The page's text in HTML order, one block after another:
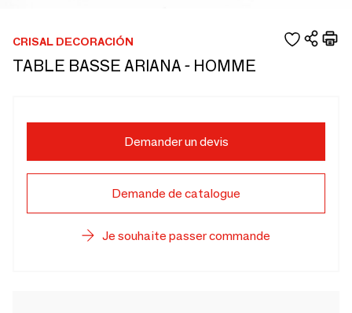
CRISAL DECORACIÓN
TABLE BASSE ARIANA - HOMME
Demander un devis
Demande de catalogue
Je souhaite passer commande